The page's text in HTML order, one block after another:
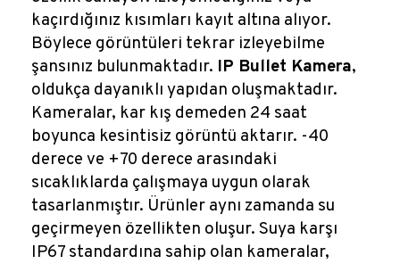
kaçırdığınız kısımları kayıt altına alıyor.
Böylece görüntüleri tekrar izleyebilme
şansınız bulunmaktadır. IP Bullet Kamera,
oldukça dayanıklı yapıdan oluşmaktadır.
Kameralar, kar kış demeden 24 saat
boyunca kesintisiz görüntü aktarır. -40
derece ve +70 derece arasındaki
sıcaklıklarda çalışmaya uygun olarak
tasarlanmıştır. Ürünler aynı zamanda su
geçirmeyen özellikten oluşur. Suya karşı
IP67 standardına sahip olan kameralar,